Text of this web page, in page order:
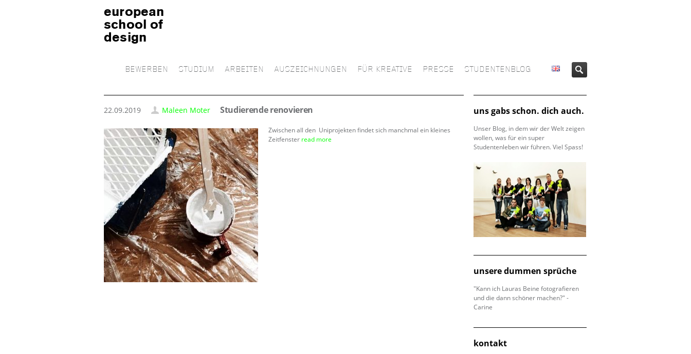
european
school of
design
BEWERBEN STUDIUM ARBEITEN AUSZEICHNUNGEN FÜR KREATIVE PRESSE STUDENTENBLOG
22.09.2019 Maleen Moter Studierende renovieren
Zwischen all den Uniprojekten findet sich manchmal ein kleines
Zeitfenster read more
uns gabs schon. dich auch.
Unser Blog, in dem wir der Welt zeigen
wollen, was für ein super
Studentenleben wir führen. Viel Spass!
unsere dummen sprüche
"Kann ich Lauras Beine fotografieren
und die dann schöner machen?" -
Carine
kontakt